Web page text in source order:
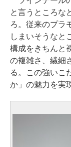
と言うところな
ろ。従来のプラ
しまいそうなと
構成をきちんと
の複雑さ、繊細
る。この強いこ
か」の魅力を実